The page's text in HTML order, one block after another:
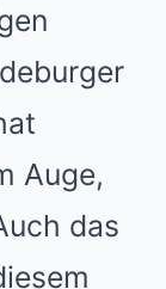
Auge,
das